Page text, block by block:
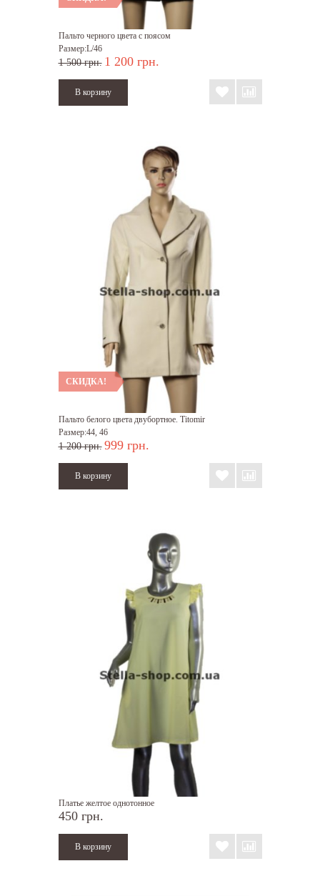
Пальто черного цвета с поясом
Размер:L/46
1 500 грн. 1 200 грн.
СКИДКА!
Пальто белого цвета двубортное. Titomir
Размер:44, 46
1 200 грн. 999 грн.
Платье желтое однотонное
450 грн.